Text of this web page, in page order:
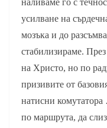
наливаме го с
усилване на
мозъка и до
стабилизираме.
на Христо, но по
призивите от
натисни
по маршрута, да